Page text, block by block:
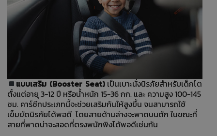
แบบเสริม (Booster Seat) เป็นเบาะนั่งนิรภัยสำหรับเด็กโต
ตั้งแต่อายุ 3-12 ปี หรือน้ำหนัก 15-36 กก. และ ความสูง 100-145
ซม. คาร์ซีทประเภทนี้จะช่วยเสริมก้นให้สูงขึ้น จนสามารถใช้
เข็มขัดนิรภัยได้พอดี โดยสายด้านล่างจะพาดบนตัก ในขณะที่
สายที่พาดบ่าจะสอดที่ตรงพนักพิงได้พอดีเช่นกัน